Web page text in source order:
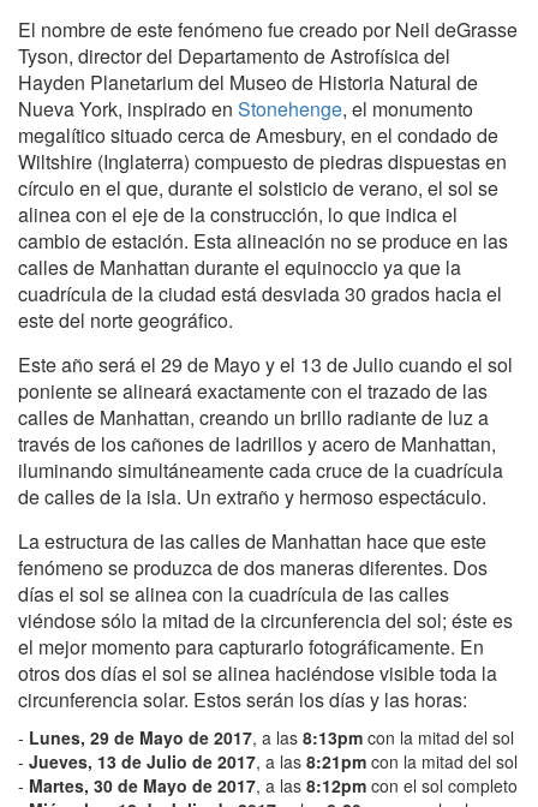
El nombre de este fenómeno fue creado por Neil deGrasse
Tyson, director del Departamento de Astrofísica del
Hayden Planetarium del Museo de Historia Natural de
Nueva York, inspirado en Stonehenge, el monumento
megalítico situado cerca de Amesbury, en el condado de
Wiltshire (Inglaterra) compuesto de piedras dispuestas en
círculo en el que, durante el solsticio de verano, el sol se
alinea con el eje de la construcción, lo que indica el
cambio de estación. Esta alineación no se produce en las
calles de Manhattan durante el equinoccio ya que la
cuadrícula de la ciudad está desviada 30 grados hacia el
este del norte geográfico.
Este año será el 29 de Mayo y el 13 de Julio cuando el sol
poniente se alineará exactamente con el trazado de las
calles de Manhattan, creando un brillo radiante de luz a
través de los cañones de ladrillos y acero de Manhattan,
iluminando simultáneamente cada cruce de la cuadrícula
de calles de la isla. Un extraño y hermoso espectáculo.
La estructura de las calles de Manhattan hace que este
fenómeno se produzca de dos maneras diferentes. Dos
días el sol se alinea con la cuadrícula de las calles
viéndose sólo la mitad de la circunferencia del sol; éste es
el mejor momento para capturarlo fotográficamente. En
otros dos días el sol se alinea haciéndose visible toda la
circunferencia solar. Estos serán los días y las horas:
- Lunes, 29 de Mayo de 2017, a las 8:13pm con la mitad del sol
- Jueves, 13 de Julio de 2017, a las 8:21pm con la mitad del sol
- Martes, 30 de Mayo de 2017, a las 8:12pm con el sol completo